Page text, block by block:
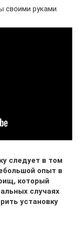
своими руками.
следует в том
опыт в
который
случаях
установку